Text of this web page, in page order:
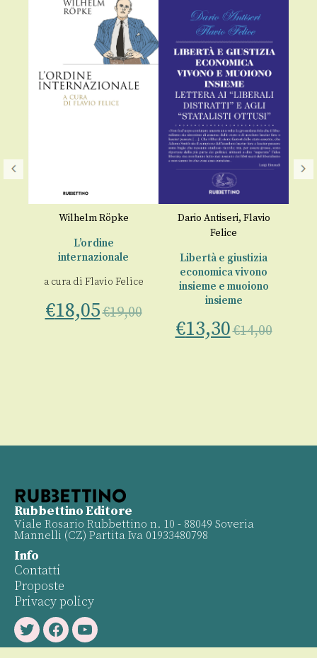
Wilhelm Röpke
L’ordine
internazionale
a cura di Flavio Felice
€18,05€19,00
Dario Antiseri, Flavio
Felice
Libertà e giustizia
economica vivono
insieme e muoiono
insieme
€13,30€14,00
Rubbettino Editore
Viale Rosario Rubbettino n. 10 - 88049 Soveria
Mannelli (CZ) Partita Iva 01933480798
Info
Contatti
Proposte
Privacy policy
TwitterFacebookYoutube